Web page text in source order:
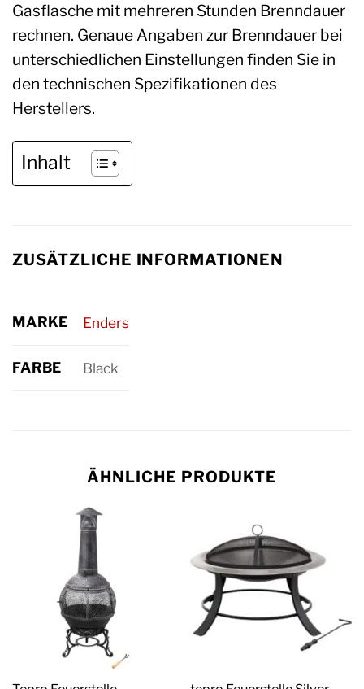
Gasflasche mit mehreren Stunden Brenndauer
rechnen. Genaue Angaben zur Brenndauer bei
unterschiedlichen Einstellungen finden Sie in
den technischen Spezifikationen des
Herstellers.
Inhalt
ZUSÄTZLICHE INFORMATIONEN
MARKE Enders
FARBE Black
ÄHNLICHE PRODUKTE